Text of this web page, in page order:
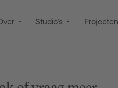
Studio's Projecten